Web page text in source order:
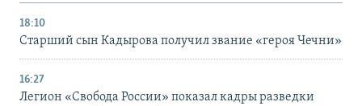
18:10
Старший сын Кадырова получил звание «героя Чечни»
16:27
Легион «Свобода России» показал кадры разведки